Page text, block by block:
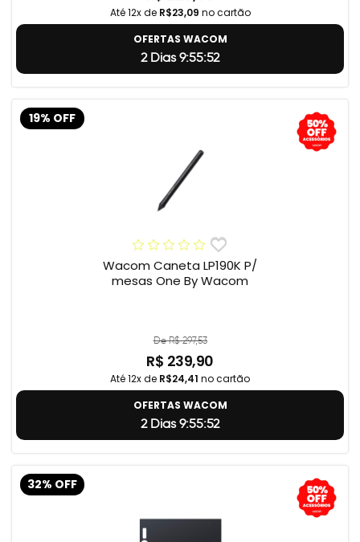
Até 12x de R$23,09 no cartão
OFERTAS WACOM
2 Dias 9:55:51
19% OFF
Wacom Caneta LP190K P/
mesas One By Wacom
De R$ 297,53
R$ 239,90
Até 12x de R$24,41 no cartão
OFERTAS WACOM
2 Dias 9:55:51
32% OFF